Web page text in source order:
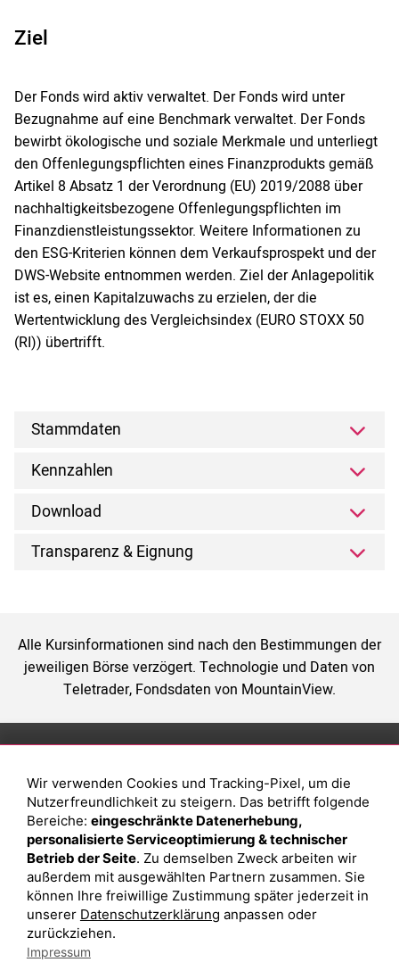
Ziel
Der Fonds wird aktiv verwaltet. Der Fonds wird unter
Bezugnahme auf eine Benchmark verwaltet. Der Fonds
bewirbt ökologische und soziale Merkmale und unterliegt
den Offenlegungspflichten eines Finanzprodukts gemäß
Artikel 8 Absatz 1 der Verordnung (EU) 2019/2088 über
nachhaltigkeitsbezogene Offenlegungspflichten im
Finanzdienstleistungssektor. Weitere Informationen zu
den ESG-Kriterien können dem Verkaufsprospekt und der
DWS-Website entnommen werden. Ziel der Anlagepolitik
ist es, einen Kapitalzuwachs zu erzielen, der die
Wertentwicklung des Vergleichsindex (EURO STOXX 50
(RI)) übertrifft.
Stammdaten
Kennzahlen
Download
Transparenz & Eignung
Alle Kursinformationen sind nach den Bestimmungen der
jeweiligen Börse verzögert. Technologie und Daten von
Teletrader, Fondsdaten von MountainView.
Anlage
Depot eröffnen
Depot vergleichen
Junior Depot
Top-Seller-Fonds
Top-Fonds
Fonds-Suche
Magazin
Was sind sind ETFs?
Sparplan Vorteile
Was ist ein Fonds?
Wir verwenden Cookies und Tracking-Pixel, um die
Nutzerfreundlichkeit zu steigern. Das betrifft folgende
Bereiche: eingeschränkte Datenerhebung,
personalisierte Serviceoptimierung & technischer
Betrieb der Seite. Zu demselben Zweck arbeiten wir
außerdem mit ausgewählten Partnern zusammen. Sie
können Ihre freiwillige Zustimmung später jederzeit in
unserer Datenschutzerklärung anpassen oder
zurückziehen.
Impressum